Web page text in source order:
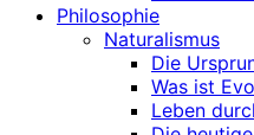
Philosophie
Naturalismus
Die
Was ist
Leben